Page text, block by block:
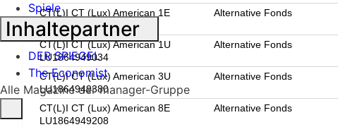
CT(L)I CT (Lux) American 1E
LU1864948812
Alternative Fonds
CT(L)I CT (Lux) American 1U
LU1864949034
Alternative Fonds
CT(L)I CT (Lux) American 3U
LU1864949380
Alternative Fonds
CT(L)I CT (Lux) American 8E
LU1864949208
Alternative Fonds
Spiele
Inhaltepartner
DER SPIEGEL
The Economist
Alle Magazine der manager-Gruppe